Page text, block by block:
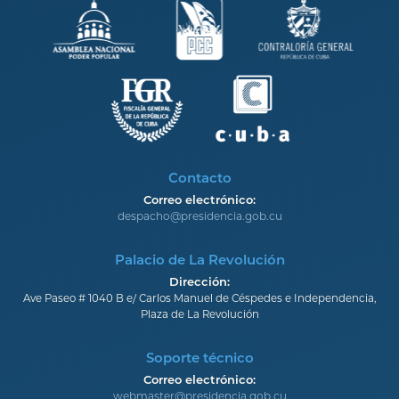
Contacto
Correo electrónico:
despacho@presidencia.gob.cu
Palacio de La Revolución
Dirección:
Ave Paseo # 1040 B e/ Carlos Manuel de Céspedes e Independencia,
Plaza de La Revolución
Soporte técnico
Correo electrónico:
webmaster@presidencia.gob.cu